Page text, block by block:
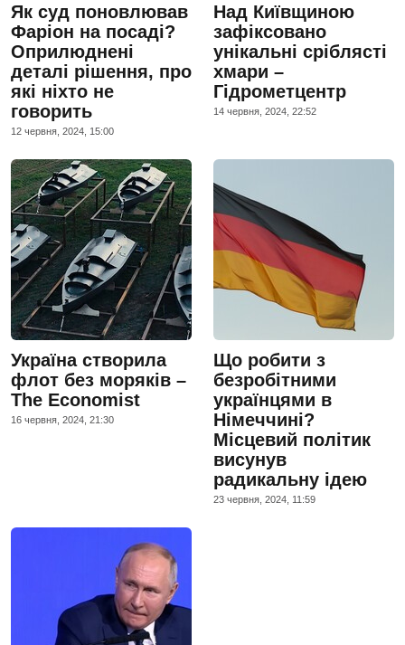
Як суд поновлював
Фаріон на посаді?
Оприлюднені
деталі рішення, про
які ніхто не
говорить
12 червня, 2024, 15:00
Над Київщиною
зафіксовано
унікальні сріблясті
хмари –
Гідрометцентр
14 червня, 2024, 22:52
Україна створила
флот без моряків –
The Economist
16 червня, 2024, 21:30
Що робити з
безробітними
українцями в
Німеччині?
Місцевий політик
висунув
радикальну ідею
23 червня, 2024, 11:59